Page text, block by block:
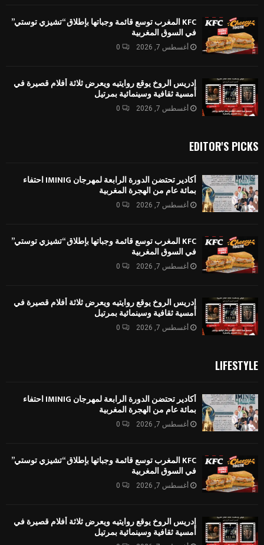
KFC المغرب توسع قائمة وجباتها بإطلاق “تشيزي توستي”
في السوق المغربية
أغسطس 7, 2026 0
إدريس الروخ يوقع روايتيه ويعرض ثلاثة أفلام قصيرة في
أمسية ثقافية وسينمائية بمرتيل
أغسطس 7, 2026 0
EDITOR'S PICKS
أكادير تحتضن الدورة الرابعة لمهرجان IMINIG احتفاء
بمائة عام من الهجرة المغربية
أغسطس 7, 2026 0
KFC المغرب توسع قائمة وجباتها بإطلاق “تشيزي توستي”
في السوق المغربية
أغسطس 7, 2026 0
إدريس الروخ يوقع روايتيه ويعرض ثلاثة أفلام قصيرة في
أمسية ثقافية وسينمائية بمرتيل
أغسطس 7, 2026 0
LIFESTYLE
أكادير تحتضن الدورة الرابعة لمهرجان IMINIG احتفاء
بمائة عام من الهجرة المغربية
أغسطس 7, 2026 0
KFC المغرب توسع قائمة وجباتها بإطلاق “تشيزي توستي”
في السوق المغربية
أغسطس 7, 2026 0
إدريس الروخ يوقع روايتيه ويعرض ثلاثة أفلام قصيرة في
أمسية ثقافية وسينمائية بمرتيل